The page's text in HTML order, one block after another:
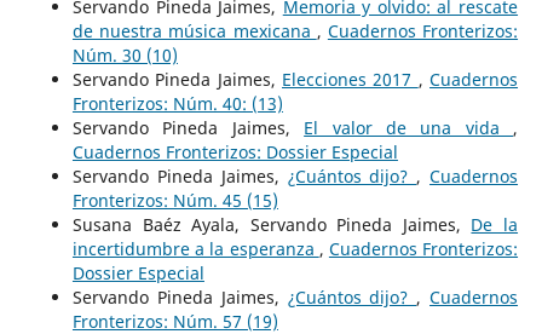
Servando Pineda Jaimes, Memoria y olvido: al rescate
de nuestra música mexicana , Cuadernos Fronterizos:
Núm. 30 (10)
Servando Pineda Jaimes, Elecciones 2017 ,Cuadernos
Fronterizos: Núm. 40: (13)
Servando Pineda Jaimes, El valor de una vida ,
Cuadernos Fronterizos: Dossier Especial
Servando Pineda Jaimes, ¿Cuántos dijo? ,Cuadernos
Fronterizos: Núm. 45 (15)
Susana Baéz Ayala, Servando Pineda Jaimes, De la
incertidumbre a la esperanza , Cuadernos Fronterizos:
Dossier Especial
Servando Pineda Jaimes, ¿Cuántos dijo? ,Cuadernos
Fronterizos: Núm. 57 (19)